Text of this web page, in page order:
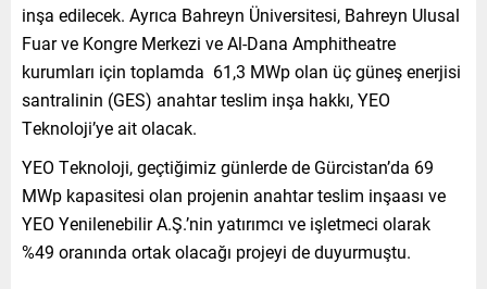
inşa edilecek. Ayrıca Bahreyn Üniversitesi, Bahreyn Ulusal
Fuar ve Kongre Merkezi ve Al-Dana Amphitheatre
kurumları için toplamda 61,3 MWp olan üç güneş enerjisi
santralinin (GES) anahtar teslim inşa hakkı, YEO
Teknoloji’ye ait olacak.
YEO Teknoloji, geçtiğimiz günlerde de Gürcistan’da 69
MWp kapasitesi olan projenin anahtar teslim inşaası ve
YEO Yenilenebilir A.Ş.’nin yatırımcı ve işletmeci olarak
%49 oranında ortak olacağı projeyi de duyurmuştu.